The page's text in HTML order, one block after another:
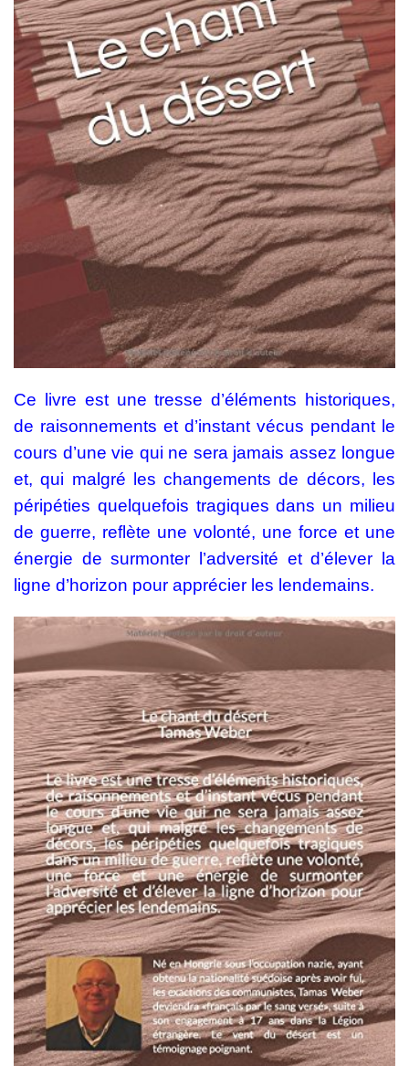
Ce livre est une tresse d’éléments historiques,
de raisonnements et d’instant vécus pendant le
cours d’une vie qui ne sera jamais assez longue
et, qui malgré les changements de décors, les
péripéties quelquefois tragiques dans un milieu
de guerre, reflète une volonté, une force et une
énergie de surmonter l’adversité et d’élever la
ligne d’horizon pour apprécier les lendemains.